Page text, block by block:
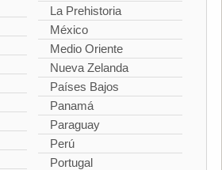
La Prehistoria
México
Medio Oriente
Nueva Zelanda
Países Bajos
Panamá
Paraguay
Perú
Portugal